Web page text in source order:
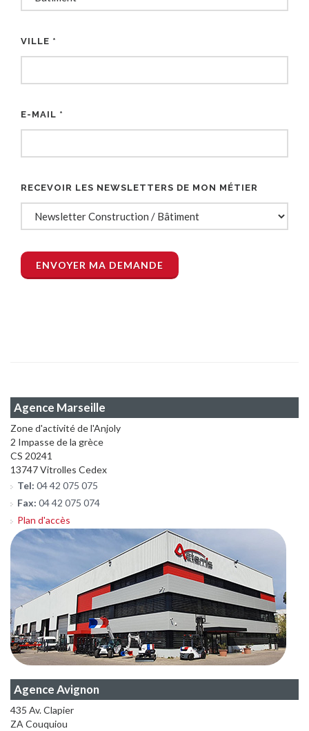
VILLE *
E-MAIL *
RECEVOIR LES NEWSLETTERS DE MON MÉTIER
Agence Marseille
Zone d'activité de l'Anjoly
2 Impasse de la grèce
CS 20241
13747 Vitrolles Cedex
Tel: 04 42 075 075
Fax: 04 42 075 074
Plan d'accès
Agence Avignon
435 Av. Clapier
ZA Couquiou